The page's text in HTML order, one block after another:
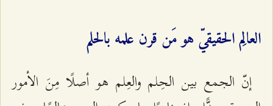
العالِم الحقيقيّ هو مَن قرن علمه بالحلم
إنّ الجمع بين الحِلم والعِلم هو أصلًا مِنَ الأمور